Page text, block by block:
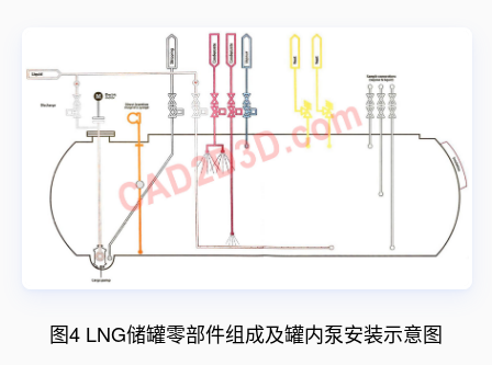
图4 LNG储罐零部件组成及罐内泵安装示意图